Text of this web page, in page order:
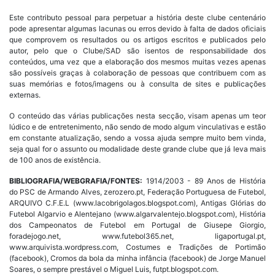
Este contributo pessoal para perpetuar a história deste clube centenário
pode apresentar algumas lacunas ou erros devido à falta de dados oficiais
que comprovem os resultados ou os artigos escritos e publicados pelo
autor, pelo que o Clube/SAD são isentos de responsabilidade dos
conteúdos, uma vez que a elaboração dos mesmos muitas vezes apenas
são possíveis graças à colaboração de pessoas que contribuem com as
suas memórias e fotos/imagens ou à consulta de sites e publicações
externas.
O conteúdo das várias publicações nesta secção, visam apenas um teor
lúdico e de entretenimento, não sendo de modo algum vinculativas e estão
em constante atualização, sendo a vossa ajuda sempre muito bem vinda,
seja qual for o assunto ou modalidade deste grande clube que já leva mais
de 100 anos de existência.
BIBLIOGRAFIA/WEBGRAFIA/FONTES: 1914/2003 - 89 Anos de História
do PSC de Armando Alves, zerozero.pt, Federação Portuguesa de Futebol,
ARQUIVO C.F.E.L (www.lacobrigolagos.blogspot.com), Antigas Glórias do
Futebol Algarvio e Alentejano (www.algarvalentejo.blogspot.com), História
dos Campeonatos de Futebol em Portugal de Giusepe Giorgio,
foradejogo.net, www.futebol365.net, ligaportugal.pt,
www.arquivista.wordpress.com, Costumes e Tradições de Portimão
(facebook), Cromos da bola da minha infância (facebook) de Jorge Manuel
Soares, o sempre prestável o Miguel Luis, futpt.blogspot.com.